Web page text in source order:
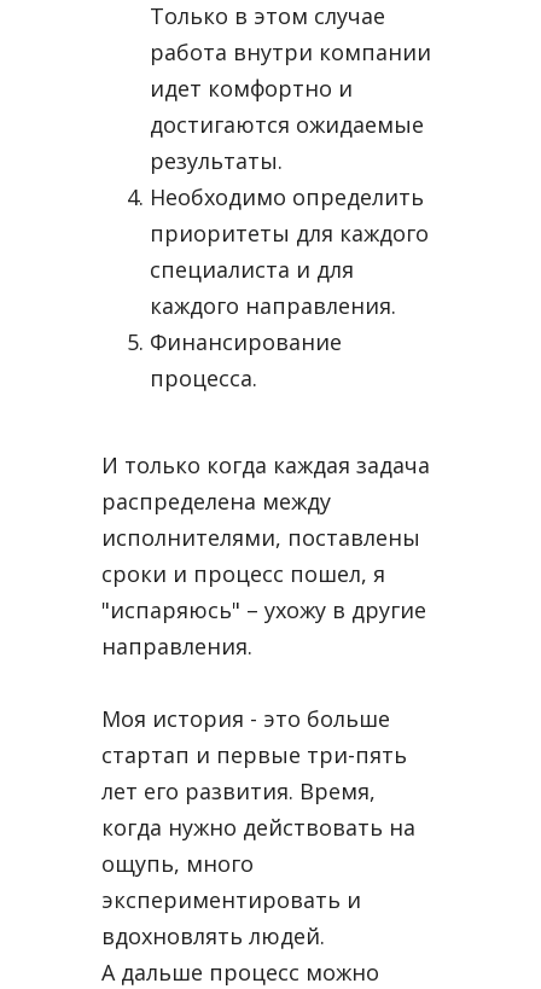
Только в этом случае
работа внутри компании
идет комфортно и
достигаются ожидаемые
результаты.
Необходимо определить
приоритеты для каждого
специалиста и для
каждого направления.
Финансирование
процесса.
И только когда каждая задача
распределена между
исполнителями, поставлены
сроки и процесс пошел, я
"испаряюсь" – ухожу в другие
направления.
Моя история - это больше
стартап и первые три-пять
лет его развития. Время,
когда нужно действовать на
ощупь, много
экспериментировать и
вдохновлять людей.
А дальше процесс можно